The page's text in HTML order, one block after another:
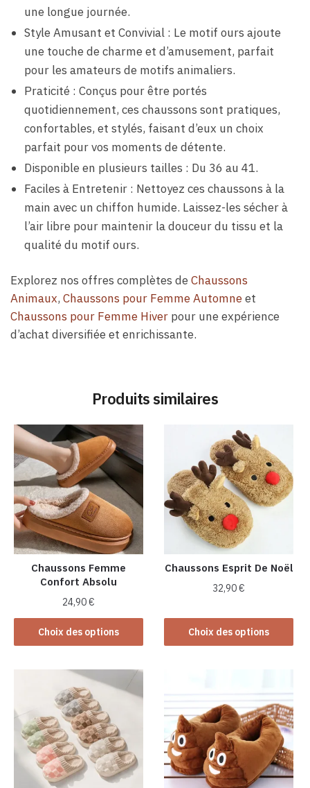
une longue journée.
Style Amusant et Convivial : Le motif ours ajoute
une touche de charme et d’amusement, parfait
pour les amateurs de motifs animaliers.
Praticité : Conçus pour être portés
quotidiennement, ces chaussons sont pratiques,
confortables, et stylés, faisant d’eux un choix
parfait pour vos moments de détente.
Disponible en plusieurs tailles : Du 36 au 41.
Faciles à Entretenir : Nettoyez ces chaussons à la
main avec un chiffon humide. Laissez-les sécher à
l’air libre pour maintenir la douceur du tissu et la
qualité du motif ours.
Explorez nos offres complètes deChaussons
Animaux, Chaussons pour Femme Automneet
Chaussons pour Femme Hiver pour une expérience
d’achat diversifiée et enrichissante.
Produits similaires
Chaussons Femme
Confort Absolu
24,90€
Choix des options
Ce
produit
plusieurs
variations.
Les
options
peuvent
être
choisies
Chaussons Esprit De Noël
32,90€
Choix des options
produit
a
options
peuvent
être
choisies
sur